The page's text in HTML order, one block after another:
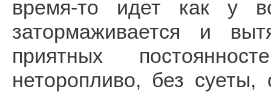
время-то идет как у
затормаживается и
приятных
неторопливо, без суеты,